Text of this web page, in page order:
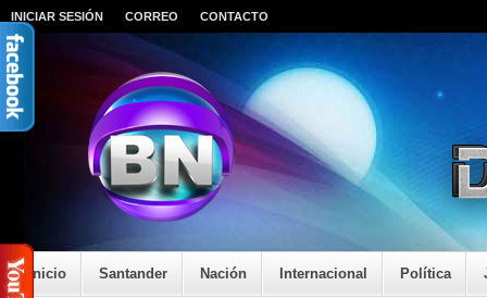
INICIAR SESIÓN CORREO CONTACTO
Inicio Santander Nación Internacional Política